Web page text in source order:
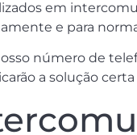
em
e para
número de
a solução